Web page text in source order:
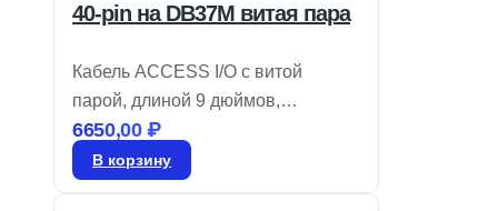
40-pin на DB37M витая пара
Кабель ACCESS I/O с витой
парой, длиной 9 дюймов,
переходник Molex 40-pin на
DB37M. Артикул: CAB-M.2-ADIO.
6650,00₽
В корзину